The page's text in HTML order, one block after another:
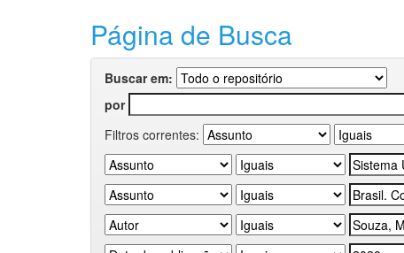
Página de Busca
Buscar em:
por
Filtros correntes: